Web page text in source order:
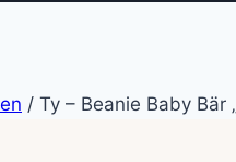
/ Ty – Beanie Baby Bär